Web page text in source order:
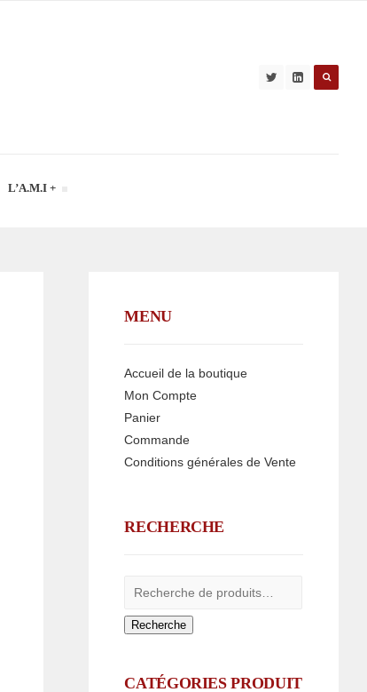
L’A.M.I +
MENU
Accueil de la boutique
Mon Compte
Panier
Commande
Conditions générales de Vente
RECHERCHE
Recherche
CATÉGORIES PRODUIT